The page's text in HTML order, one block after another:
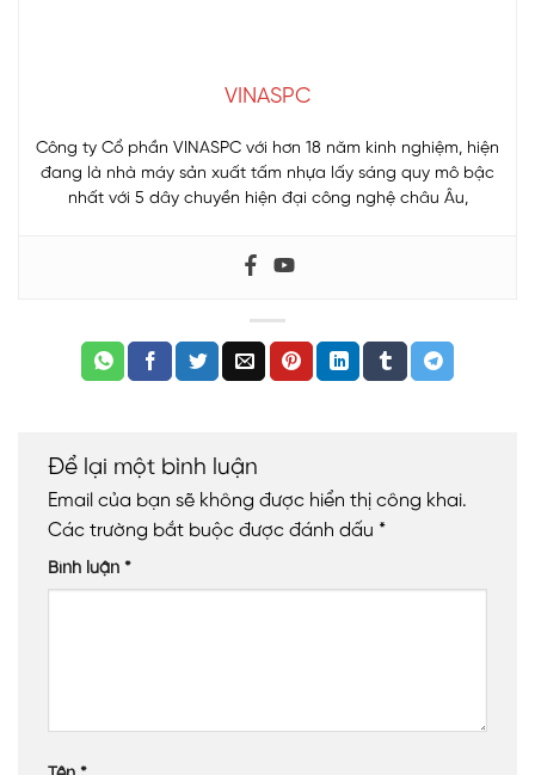
VINASPC
Công ty Cổ phần VINASPC với hơn 18 năm kinh nghiệm, hiện
đang là nhà máy sản xuất tấm nhựa lấy sáng quy mô bậc
nhất với 5 dây chuyền hiện đại công nghệ châu Âu,
Để lại một bình luận
Email của bạn sẽ không được hiển thị công khai.
Các trường bắt buộc được đánh dấu *
Bình luận *